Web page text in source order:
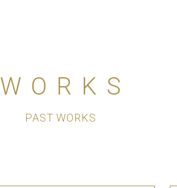
WORKS
PAST WORKS